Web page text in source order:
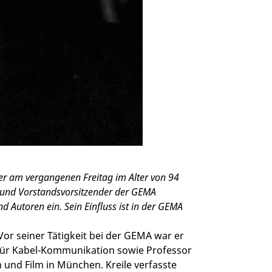
am vergangenen Freitag im Alter von 94
Vorstandsvorsitzender der GEMA
Autoren ein. Sein Einfluss ist in der GEMA
seiner Tätigkeit bei der GEMA war er
Kabel-Kommunikation sowie Professor
Film in München. Kreile verfasste